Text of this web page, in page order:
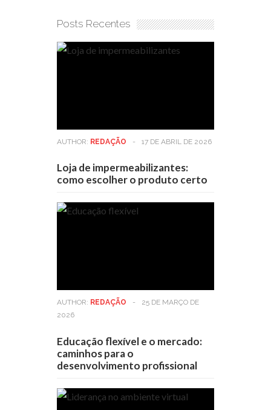
Posts Recentes
AUTHOR: REDAÇÃO - 17 DE ABRIL DE 2026
Loja de impermeabilizantes:
como escolher o produto certo
AUTHOR: REDAÇÃO -
25 DE MARÇO DE
2026
Educação flexível e o mercado:
caminhos para o
desenvolvimento profissional